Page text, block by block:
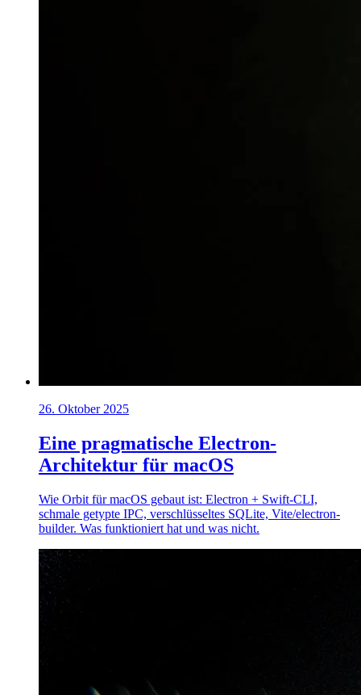
26. Oktober 2025
Eine pragmatische Electron-
Architektur für macOS
Wie Orbit für macOS gebaut ist: Electron + Swift-CLI,
schmale getypte IPC, verschlüsseltes SQLite, Vite/electron-
builder. Was funktioniert hat und was nicht.